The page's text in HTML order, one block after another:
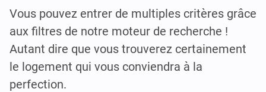
Vous pouvez entrer de multiples critères grâce
aux filtres de notre moteur de recherche !
Autant dire que vous trouverez certainement
le logement qui vous conviendra à la
perfection.